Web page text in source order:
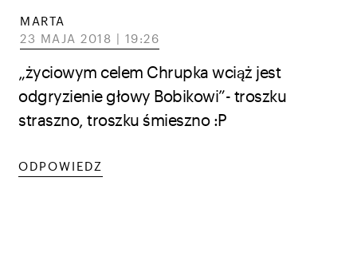
MARTA
23 MAJA 2018 | 19:26
„życiowym celem Chrupka wciąż jest
odgryzienie głowy Bobikowi”- troszku
straszno, troszku śmieszno :P
ODPOWIEDZ